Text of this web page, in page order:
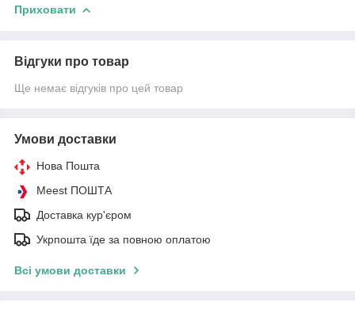
Приховати
Відгуки про товар
Ще немає відгуків про цей товар
Умови доставки
Нова Пошта
Meest ПОШТА
Доставка кур'єром
Укрпошта їде за повною оплатою
Всі умови доставки